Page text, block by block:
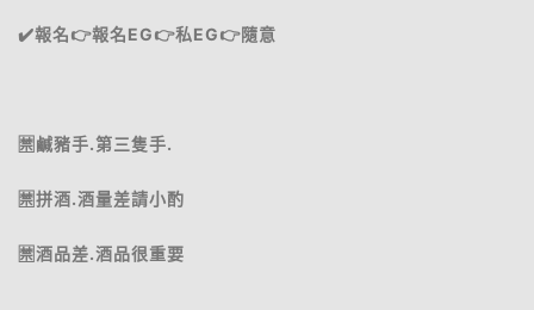
✔️報名👉報名EG👉私EG👉隨意
🈲鹹豬手.第三隻手.
🈲️拼酒.酒量差請小酌
🈲️酒品差.酒品很重要